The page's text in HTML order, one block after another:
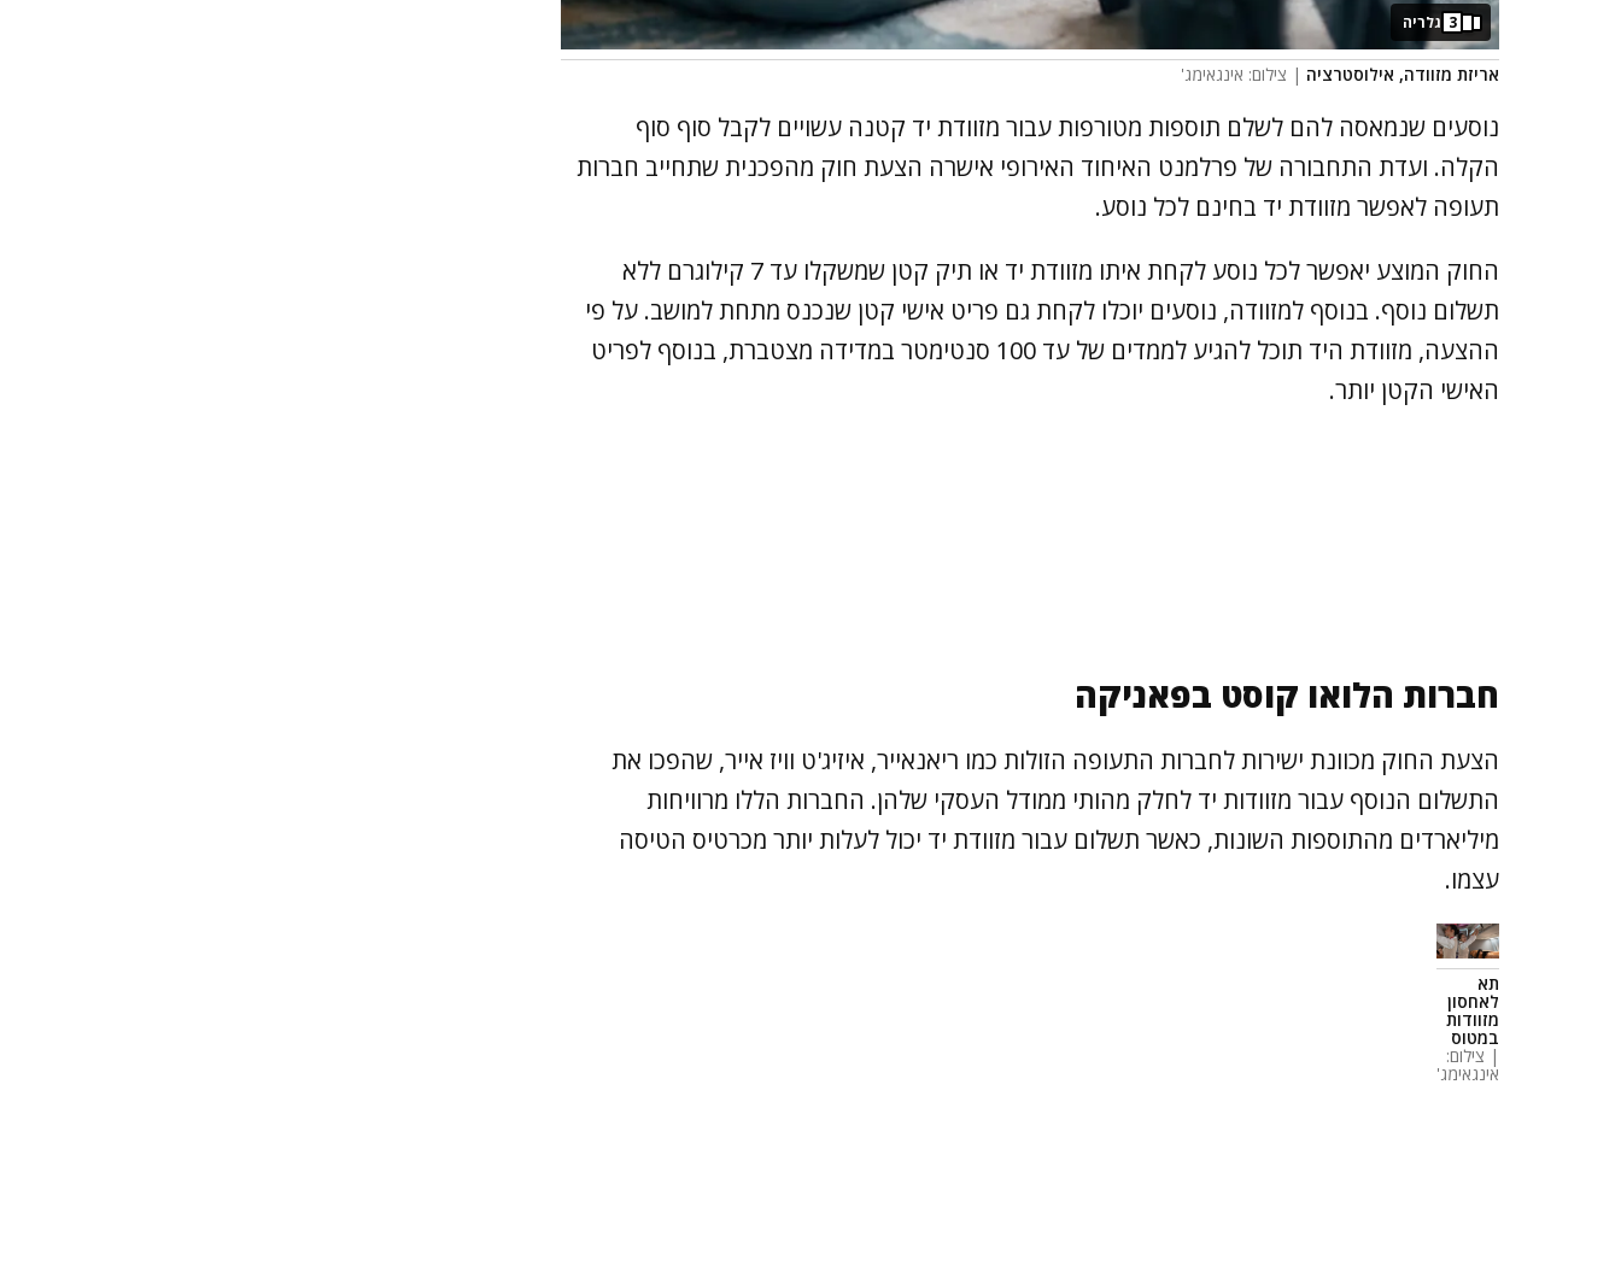
אריזת מזוודה, אילוסטרציה | צילום: אינגאימג'
3 גלריה
נוסעים שנמאסה להם לשלם תוספות מטורפות עבור מזוודת יד קטנה עשויים לקבל סוף סוף
הקלה. ועדת התחבורה של פרלמנט האיחוד האירופי אישרה הצעת חוק מהפכנית שתחייב חברות
תעופה לאפשר מזוודת יד בחינם לכל נוסע.
החוק המוצע יאפשר לכל נוסע לקחת איתו מזוודת יד או תיק קטן שמשקלו עד 7 קילוגרם ללא
תשלום נוסף. בנוסף למזוודה, נוסעים יוכלו לקחת גם פריט אישי קטן שנכנס מתחת למושב. על פי
ההצעה, מזוודת היד תוכל להגיע לממדים של עד 100 סנטימטר במדידה מצטברת, בנוסף לפריט
האישי הקטן יותר.
חברות הלואו קוסט בפאניקה
הצעת החוק מכוונת ישירות לחברות התעופה הזולות כמו ריאנאייר, איזיג'ט וויז אייר, שהפכו את
התשלום הנוסף עבור מזוודות יד לחלק מהותי ממודל העסקי שלהן. החברות הללו מרוויחות
מיליארדים מהתוספות השונות, כאשר תשלום עבור מזוודת יד יכול לעלות יותר מכרטיס הטיסה
עצמו.
תא
לאחסון
מזוודות
במטוס
| צילום:
אינגאימג'